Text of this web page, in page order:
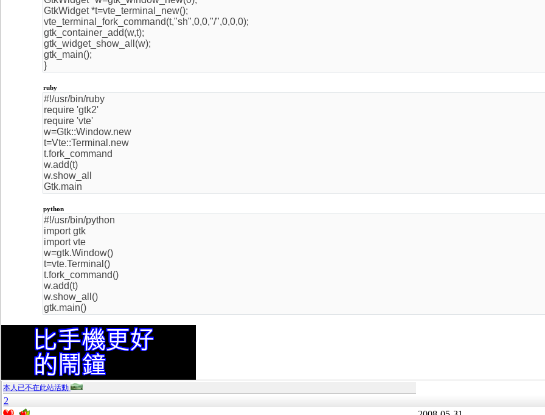
GtkWidget *t=vte_terminal_new();
vte_terminal_fork_command(t,"sh",0,0,"/",0,0,0);
gtk_container_add(w,t);
gtk_widget_show_all(w);
gtk_main();
}
ruby
#!/usr/bin/ruby
require 'gtk2'
require 'vte'
w=Gtk::Window.new
t=Vte::Terminal.new
t.fork_command
w.add(t)
w.show_all
Gtk.main
python
#!/usr/bin/python
import gtk
import vte
w=gtk.Window()
t=vte.Terminal()
t.fork_command()
w.add(t)
w.show_all()
gtk.main()
本人已不在此站活動
2